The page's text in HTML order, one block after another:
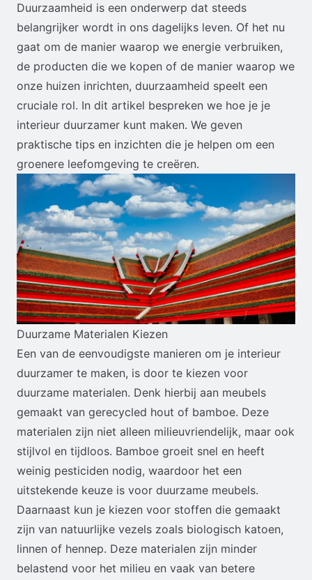
Duurzaamheid is een onderwerp dat steeds
belangrijker wordt in ons dagelijks leven. Of het nu
gaat om de manier waarop we energie verbruiken,
de producten die we kopen of de manier waarop we
onze huizen inrichten, duurzaamheid speelt een
cruciale rol. In dit artikel bespreken we hoe je je
interieur duurzamer kunt maken. We geven
praktische tips en inzichten die je helpen om een
groenere leefomgeving te creëren.
Duurzame Materialen Kiezen
Een van de eenvoudigste manieren om je interieur
duurzamer te maken, is door te kiezen voor
duurzame materialen. Denk hierbij aan meubels
gemaakt van gerecycled hout of bamboe. Deze
materialen zijn niet alleen milieuvriendelijk, maar ook
stijlvol en tijdloos. Bamboe groeit snel en heeft
weinig pesticiden nodig, waardoor het een
uitstekende keuze is voor duurzame meubels.
Daarnaast kun je kiezen voor stoffen die gemaakt
zijn van natuurlijke vezels zoals biologisch katoen,
linnen of hennep. Deze materialen zijn minder
belastend voor het milieu en vaak van betere